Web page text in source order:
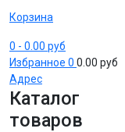
Корзина
0 - 0.00 руб
Избранное 0 0.00 руб
Адрес
Каталог
товаров